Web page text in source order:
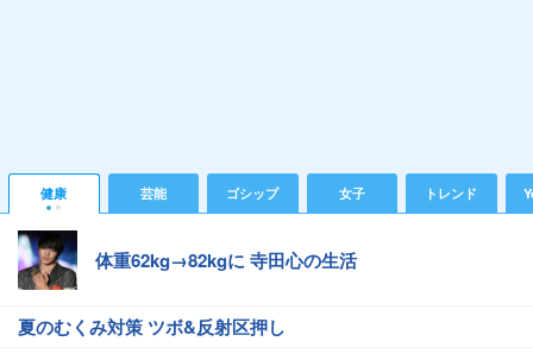
健康 芸能 ゴシップ 女子 トレンド
体重62kg→82kgに 寺田心の生活
夏のむくみ対策 ツボ&反射区押し